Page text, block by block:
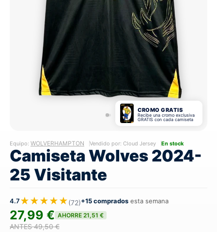
CROMO GRATIS
Recibe una cromo exclusiva
GRATIS con cada camiseta
Equipo: WOLVERHAMPTON Vendido por: Cloud Jersey En stock
Camiseta Wolves 2024-
25 Visitante
4.7★★★★★(72)+15 comprados esta semana
27,99 € AHORRE 21,51 €
ANTES 49,50 €